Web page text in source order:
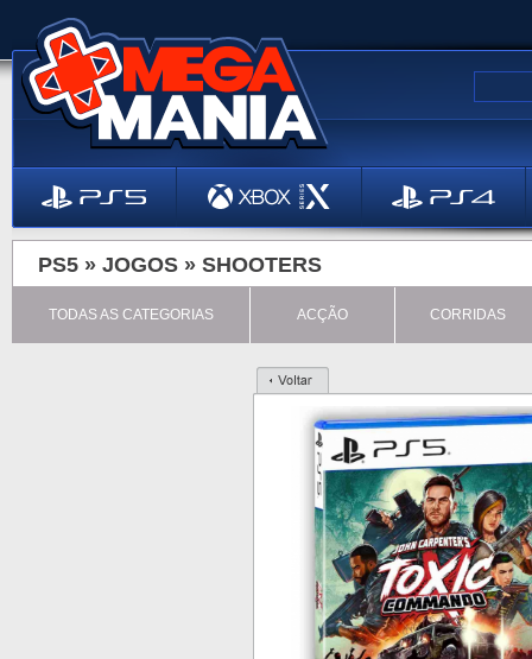
PS5 » JOGOS » SHOOTERS
TODAS AS CATEGORIAS ACÇÃO CORRIDAS